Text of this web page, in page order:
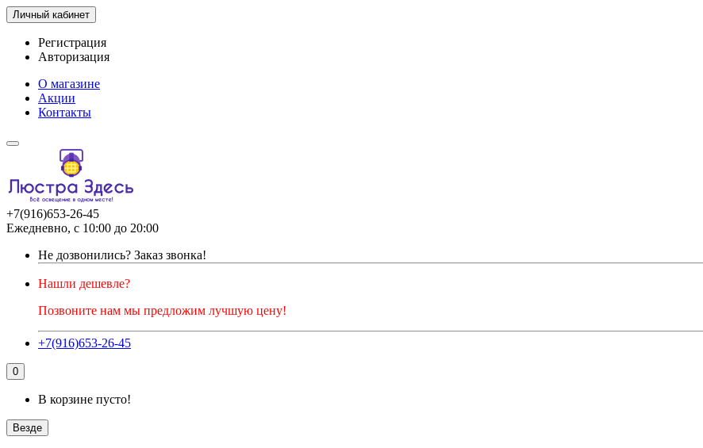
Личный кабинет
Регистрация
Авторизация
О магазине
Акции
Контакты
+7(916)653-26-45
Ежедневно, с 10:00 до 20:00
Не дозвонились? Заказ звонка!
Нашли дешевле?
Позвоните нам мы предложим лучшую цену!
+7(916)653-26-45
0
В корзине пусто!
Везде